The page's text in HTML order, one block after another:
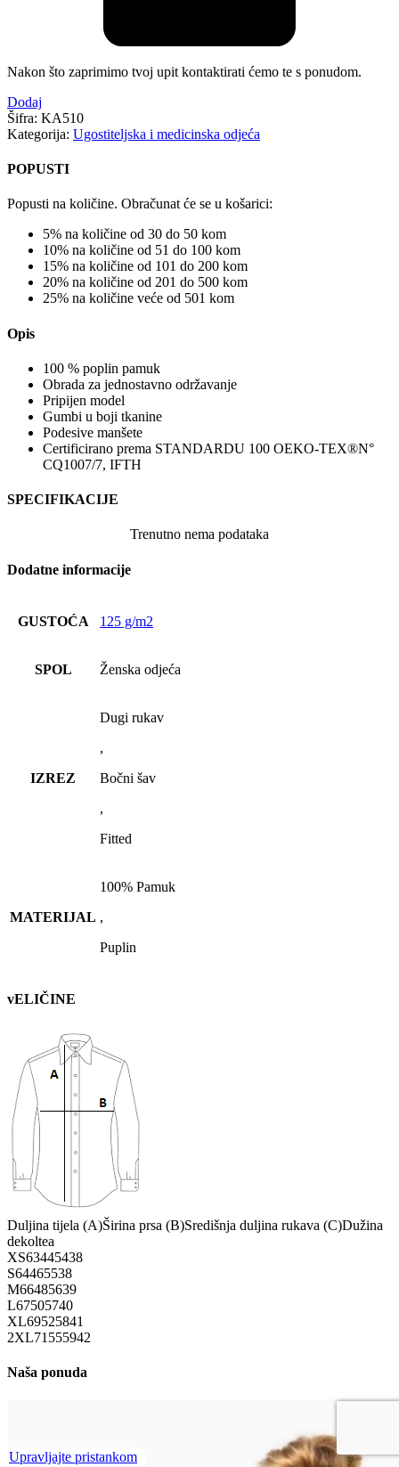
Nakon što zaprimimo tvoj upit kontaktirati ćemo te s ponudom.
Dodaj
Šifra: KA510
Kategorija: Ugostiteljska i medicinska odjeća
POPUSTI
Popusti na količine. Obračunat će se u košarici:
5% na količine od 30 do 50 kom
10% na količine od 51 do 100 kom
15% na količine od 101 do 200 kom
20% na količine od 201 do 500 kom
25% na količine veće od 501 kom
Opis
100 % poplin pamuk
Obrada za jednostavno održavanje
Pripijen model
Gumbi u boji tkanine
Podesive manšete
Certificirano prema STANDARDU 100 OEKO-TEX®N°
CQ1007/7, IFTH
SPECIFIKACIJE
Trenutno nema podataka
Dodatne informacije
GUSTOĆA 125 g/m2
SPOL Ženska odjeća
IZREZ
Dugi rukav
,
Bočni šav
,
Fitted
MATERIJAL
100% Pamuk
,
Puplin
vELIČINE
Duljina tijela (A)Širina prsa (B)Središnja duljina rukava (C)Dužina
dekoltea
XS63445438
S64465538
M66485639
L67505740
XL69525841
2XL71 555942
Naša ponuda
Upravljajte pristankom